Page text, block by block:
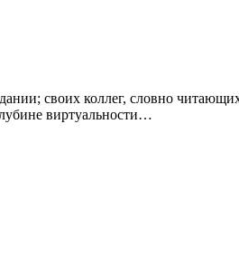
своих коллег, словно
виртуальности…